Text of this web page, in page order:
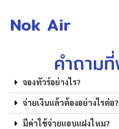
Nok Air
คำถาม
จองทัวร์อย่างไร?
จ่ายเงินแล้วต้องอย่างไรต่อ?
มีค่าใช้จ่ายแอบแฝงไหม?